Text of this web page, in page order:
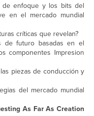
de enfoque y los bits del
en el mercado mundial
críticas que revelan?
de futuro basadas en el
componentes Impresion
piezas de conducción y
del mercado mundial
As Far As Creation